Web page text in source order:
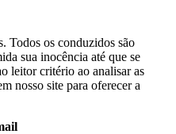
Todos os conduzidos são
sua inocência até que se
leitor critério ao analisar as
nosso site para oferecer a